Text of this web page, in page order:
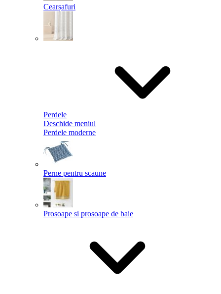
Cearșafuri
Perdele
Deschide meniul
Perdele moderne
Perne pentru scaune
Prosoape si prosoape de baie